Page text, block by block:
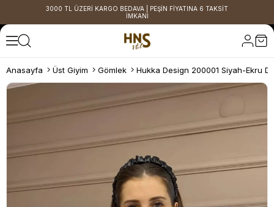
3000 TL ÜZERİ KARGO BEDAVA | PEŞİN FİYATINA 6 TAKSİT
İMKANI
Anasayfa Üst Giyim Gömlek Hukka Design 200001 Siyah-Ekru